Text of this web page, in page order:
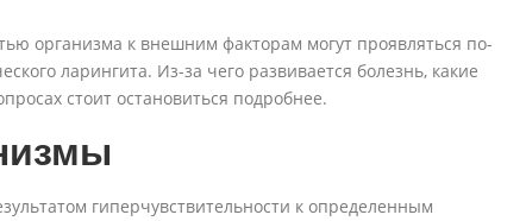
организма к внешним факторам могут проявляться по-
ларингита. Из-за чего развивается болезнь, какие
стоит остановиться подробнее.
гиперчувствительности к определенным